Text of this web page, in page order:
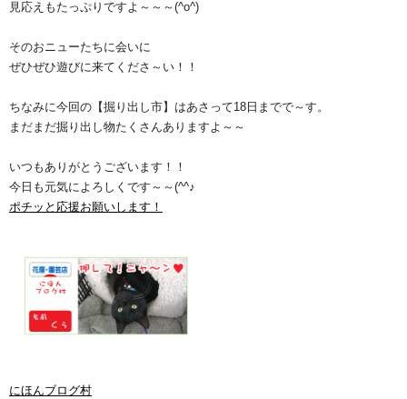
見応えもたっぷりですよ～～～(^o^)
そのおニューたちに会いに
ぜひぜひ遊びに来てくださ～い！！
ちなみに今回の【掘り出し市】はあさって18日までで～す。
まだまだ掘り出し物たくさんありますよ～～
いつもありがとうございます！！
今日も元気によろしくです～～(^^♪
ポチッと応援お願いします！
にほんブログ村